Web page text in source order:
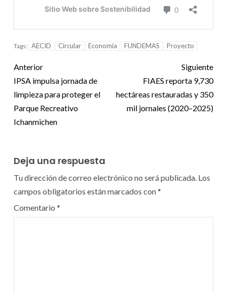
Tags: AECID Circular Economía FUNDEMAS Proyecto
Anterior
IPSA impulsa jornada de
limpieza para proteger el
Parque Recreativo
Ichanmichen
Siguiente
FIAES reporta 9,730
hectáreas restauradas y 350
mil jornales (2020–2025)
Deja una respuesta
Tu dirección de correo electrónico no será publicada. Los
campos obligatorios están marcados con*
Comentario *